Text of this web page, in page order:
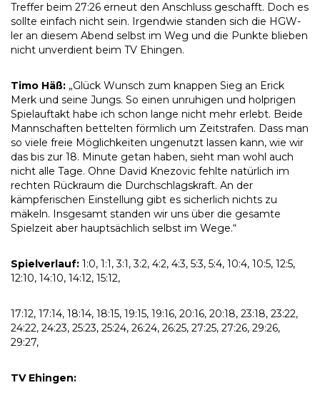
Treffer beim 27:26 erneut den Anschluss geschafft. Doch es
sollte einfach nicht sein. Irgendwie standen sich die HGW-
ler an diesem Abend selbst im Weg und die Punkte blieben
nicht unverdient beim TV Ehingen.
Timo Häß: „Glück Wunsch zum knappen Sieg an Erick
Merk und seine Jungs. So einen unruhigen und holprigen
Spielauftakt habe ich schon lange nicht mehr erlebt. Beide
Mannschaften bettelten förmlich um Zeitstrafen. Dass man
so viele freie Möglichkeiten ungenutzt lassen kann, wie wir
das bis zur 18. Minute getan haben, sieht man wohl auch
nicht alle Tage. Ohne David Knezovic fehlte natürlich im
rechten Rückraum die Durchschlagskraft. An der
kämpferischen Einstellung gibt es sicherlich nichts zu
mäkeln. Insgesamt standen wir uns über die gesamte
Spielzeit aber hauptsächlich selbst im Wege.“
Spielverlauf: 1:0, 1:1, 3:1, 3:2, 4:2, 4:3, 5:3, 5:4, 10:4, 10:5, 12:5,
12:10, 14:10, 14:12, 15:12,
17:12, 17:14, 18:14, 18:15, 19:15, 19:16, 20:16, 20:18, 23:18, 23:22,
24:22, 24:23, 25:23, 25:24, 26:24, 26:25, 27:25, 27:26, 29:26,
29:27,
TV Ehingen: